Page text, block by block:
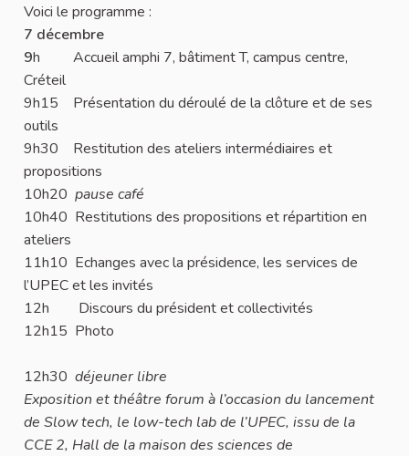
Voici le programme :
7 décembre
9h Accueil amphi 7, bâtiment T, campus centre,
Créteil
9h15 Présentation du déroulé de la clôture et de ses
outils
9h30 Restitution des ateliers intermédiaires et
propositions
10h20 pause café
10h40 Restitutions des propositions et répartition en
ateliers
11h10 Echanges avec la présidence, les services de
l’UPEC et les invités
12h Discours du président et collectivités
12h15 Photo
12h30 déjeuner libre
Exposition et théâtre forum à l’occasion du lancement
de Slow tech, le low-tech lab de l’UPEC, issu de la
CCE 2, Hall de la maison des sciences de